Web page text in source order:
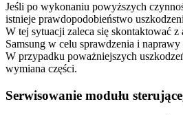
Jeśli po wykonaniu powyższych
istnieje prawdopodobieństwo
W tej sytuacji zaleca się skontaktować
Samsung w celu sprawdzenia i naprawy
W przypadku poważniejszych
wymiana części.
Serwisowanie modułu